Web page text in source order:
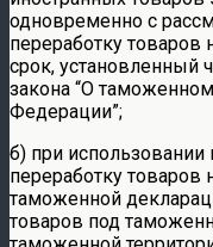
одновременно с
переработку товаров
срок, установленный
закона “О
Федерации”;
б) при использовании
переработку товаров
таможенной
товаров под